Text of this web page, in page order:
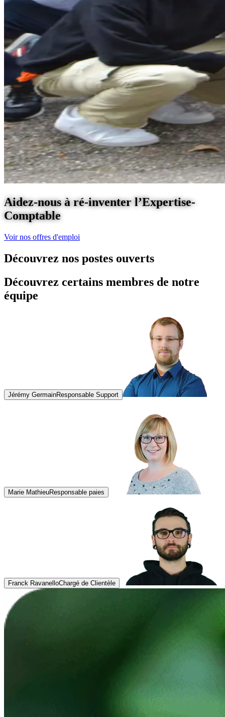
Aidez-nous à ré-inventer l’Expertise-
Comptable
Voir nos offres d'emploi
Découvrez nos postes ouverts
Découvrez certains membres de notre
équipe
Jérémy GermainResponsable Support
Marie MathieuResponsable paies
Franck RavanelloChargé de Clientèle